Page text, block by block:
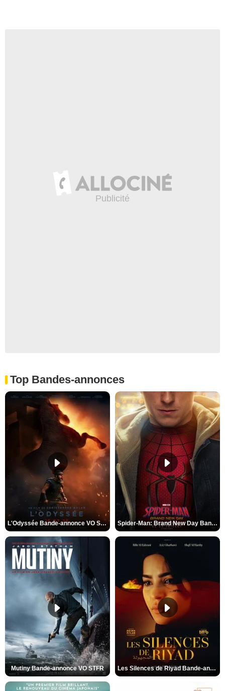
Top Bandes-annonces
L'Odyssée Bande-annonce VO STFR Spider-Man: Brand New Day Bande-annonce VO STFR
Mutiny Bande-annonce VO STFR Les Silences de Riyad Bande-annonce VO STFR